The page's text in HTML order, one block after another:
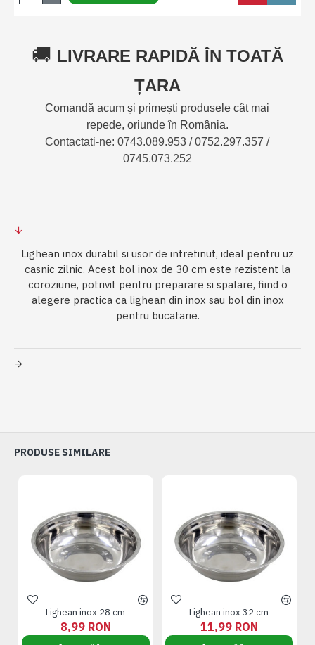
🚚 LIVRARE RAPIDĂ ÎN TOATĂ
ȚARA
Comandă acum și primești produsele cât mai
repede, oriunde în România.
Contactati-ne: 0743.089.953 / 0752.297.357 /
0745.073.252
Lighean inox durabil si usor de intretinut, ideal pentru uz
casnic zilnic. Acest bol inox de 30 cm este rezistent la
coroziune, potrivit pentru preparare si spalare, fiind o
alegere practica ca lighean din inox sau bol din inox
pentru bucatarie.
PRODUSE SIMILARE
Lighean inox 28 cm
8,99 RON
Lighean inox 32 cm
11,99 RON